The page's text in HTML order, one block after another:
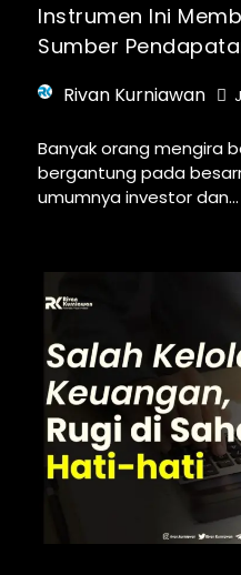
Instrumen Ini
Sumber
Rivan Kurniawan
Banyak orang mengira
bergantung pada
umumnya investor dan...